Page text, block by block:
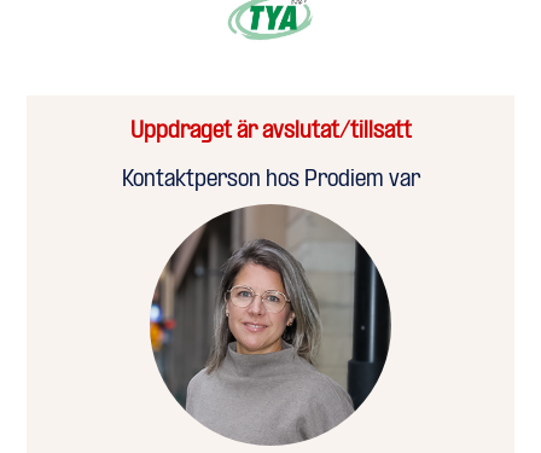
Uppdraget är avslutat/tillsatt
Kontaktperson hos Prodiem var